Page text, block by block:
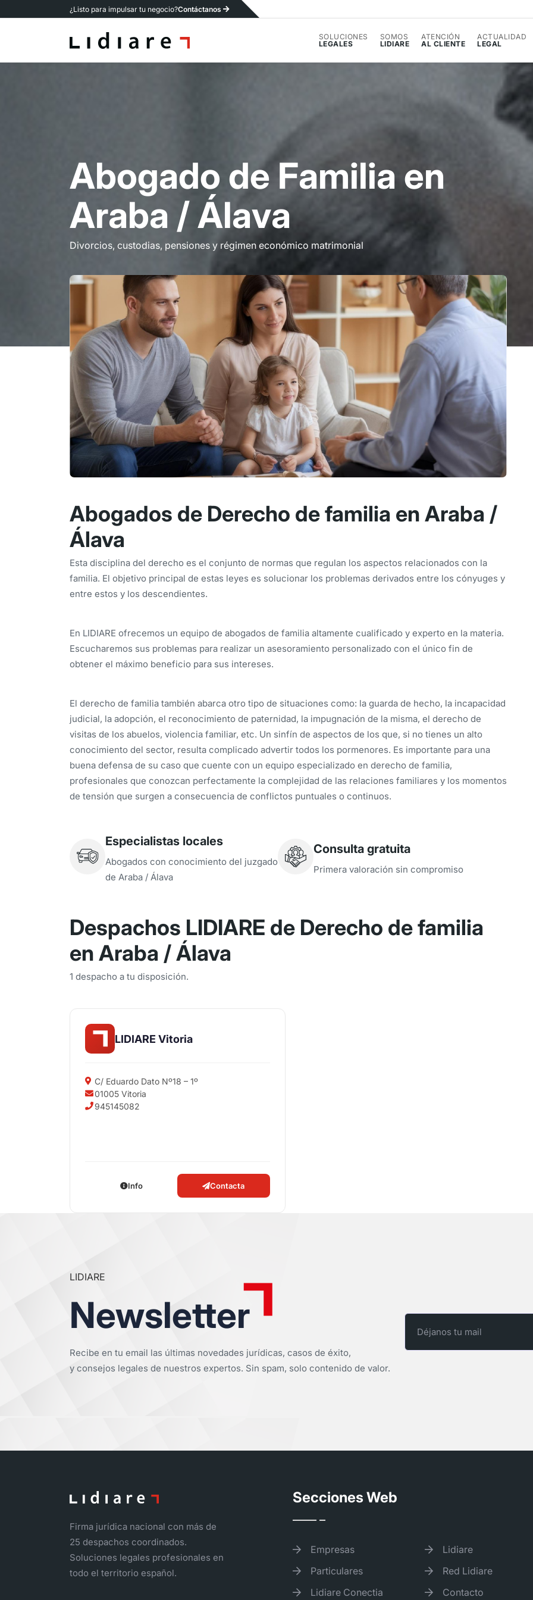
¿Listo para impulsar tu negocio?Contáctanos
SOLUCIONES
LEGALES
SOMOS
LIDIARE
ATENCIÓN
AL CLIENTE
ACTUALIDAD
LEGAL
Abogado deFamiliaen
Araba /Álava
Divorcios, custodias, pensiones y régimen económico matrimonial
Abogados de Derecho de familia en Araba /
Álava
Esta disciplina del derecho es el conjunto de normas que regulan los aspectos relacionados con la
familia. El objetivo principal de estas leyes es solucionar los problemas derivados entre los cónyuges y
entre estos y los descendientes.
En LIDIARE ofrecemos un equipo de abogados de familia altamente cualificado y experto en la materia.
Escucharemos sus problemas para realizar un asesoramiento personalizado con el único fin de
obtener el máximo beneficio para sus intereses.
El derecho de familia también abarca otro tipo de situaciones como: la guarda de hecho, la incapacidad
judicial, la adopción, el reconocimiento de paternidad, la impugnación de la misma, el derecho de
visitas de los abuelos, violencia familiar, etc. Un sinfín de aspectos de los que, si no tienes un alto
conocimiento del sector, resulta complicado advertir todos los pormenores. Es importante para una
buena defensa de su caso que cuente con un equipo especializado en derecho de familia,
profesionales que conozcan perfectamente la complejidad de las relaciones familiares y los momentos
de tensión que surgen a consecuencia de conflictos puntuales o continuos.
Especialistas locales
Abogados con conocimiento del juzgado
de Araba / Álava
Consulta gratuita
Primera valoración sin compromiso
Despachos LIDIARE de Derecho de familia
en Araba / Álava
1 despacho a tu disposición.
LIDIARE Vitoria
C/ Eduardo Dato Nº18 – 1º
01005 Vitoria
945145082
Info Contacta
LIDIARE
Newsletter
Recibe en tu email las últimas novedades jurídicas, casos de éxito,
y consejos legales de nuestros expertos. Sin spam, solo contenido de valor.
Firma jurídica nacional con más de
25 despachos coordinados.
Soluciones legales profesionales en
todo el territorio español.
Secciones Web
Empresas
Particulares
Lidiare Conectia
Lidiare
Red Lidiare
Contacto